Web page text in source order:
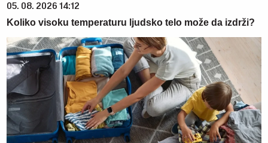
05. 08. 2026 14:12
Koliko visoku temperaturu ljudsko telo može da izdrži?